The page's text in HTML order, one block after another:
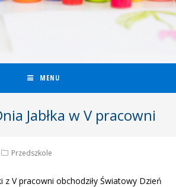
MENU
Jabłka w V pracowni
Przedszkole
z V pracowni obchodziły Światowy Dzień